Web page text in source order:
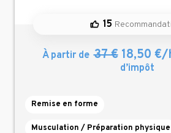
15
À partir de 37 €18,50 €/
d’impôt
Remise en forme
Musculation / Préparation physique